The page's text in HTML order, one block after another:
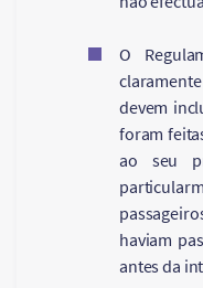
O
devem
foram
ao seu
haviam
antes da